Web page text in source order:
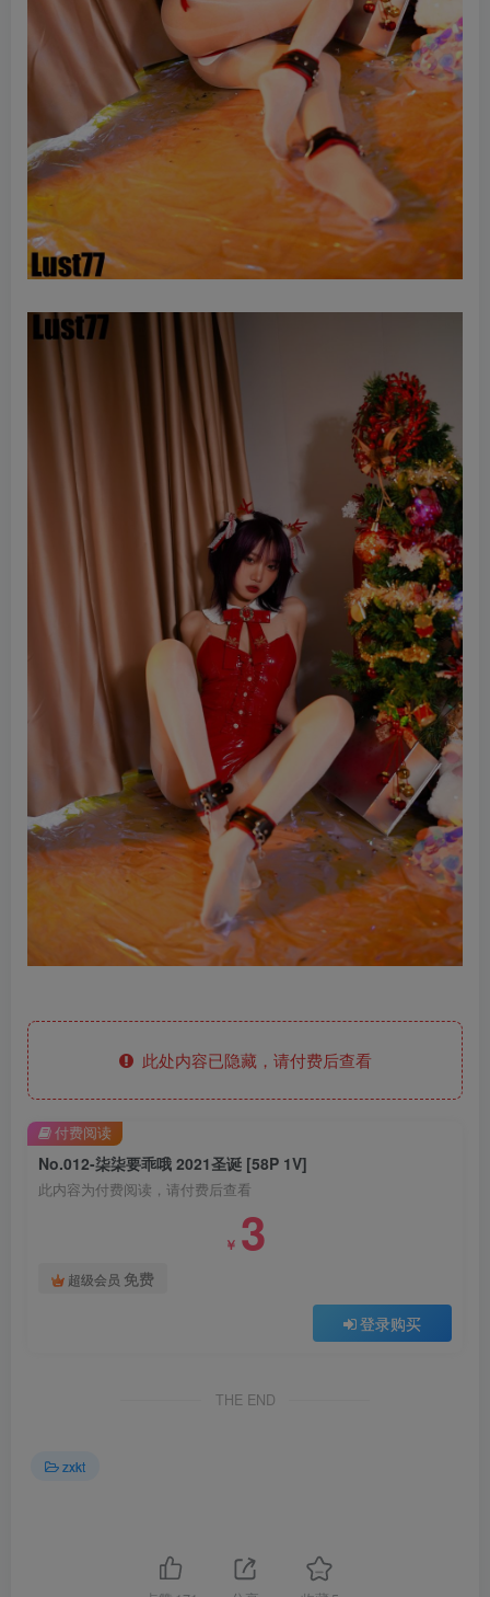
此处内容已隐藏，请付费后查看
No.012-柒柒要乖哦 2021圣诞 [58P 1V]
此内容为付费阅读，请付费后查看
￥ 3
超级会员 免费
登录购买
付费阅读
THE END
zxkt